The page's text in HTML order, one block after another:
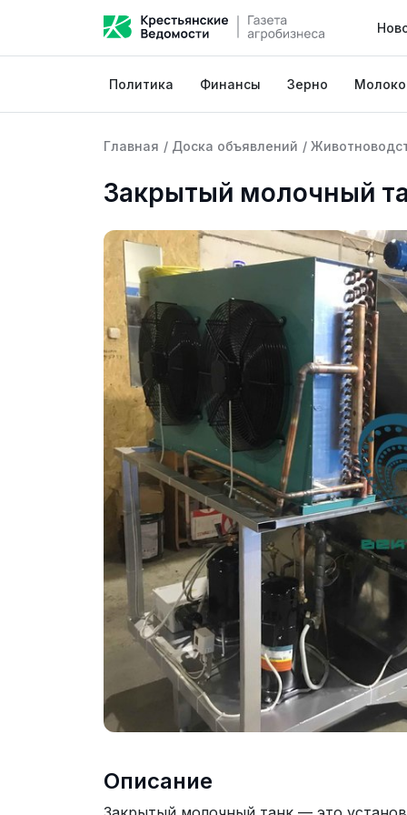
Политика Финансы Зерно Молоко
Главная / Доска объявлений /
Закрытый молочный
Описание